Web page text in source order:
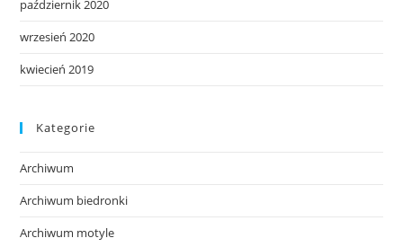
październik 2020
wrzesień 2020
kwiecień 2019
Kategorie
Archiwum
Archiwum biedronki
Archiwum motyle